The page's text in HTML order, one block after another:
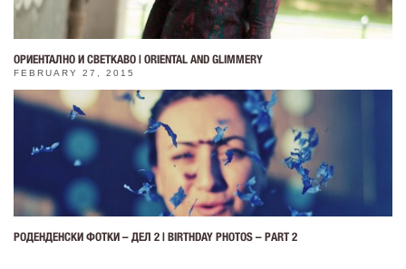
ОРИЕНТАЛНО И СВЕТКАВО | ORIENTAL AND GLIMMERY
FEBRUARY 27, 2015
РОДЕНДЕНСКИ ФОТКИ – ДЕЛ 2 | BIRTHDAY PHOTOS – PART 2